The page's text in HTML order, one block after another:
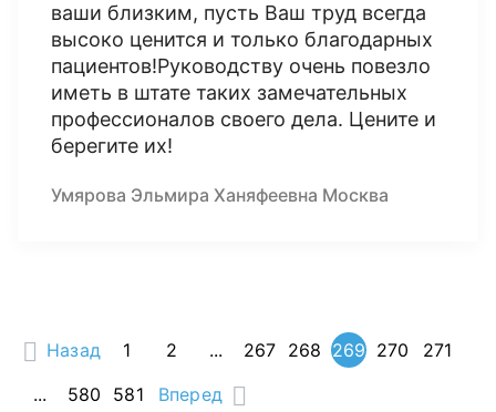
ваши близким, пусть Ваш труд всегда
высоко ценится и только благодарных
пациентов!Руководству очень повезло
иметь в штате таких замечательных
профессионалов своего дела. Цените и
берегите их!
Умярова Эльмира Ханяфеевна Москва
Назад 1 2 ... 267 268 269 270
271
...
580 581 Вперед